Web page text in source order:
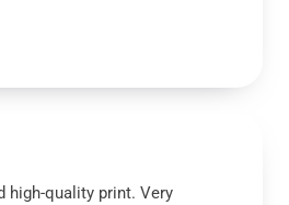
high-quality print. Very